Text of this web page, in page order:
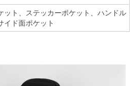
ット、ステッカーポケット、ハンドル
イド面ポケット